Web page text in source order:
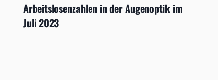
Arbeitslosenzahlen in der Augenoptik im
Juli 2023